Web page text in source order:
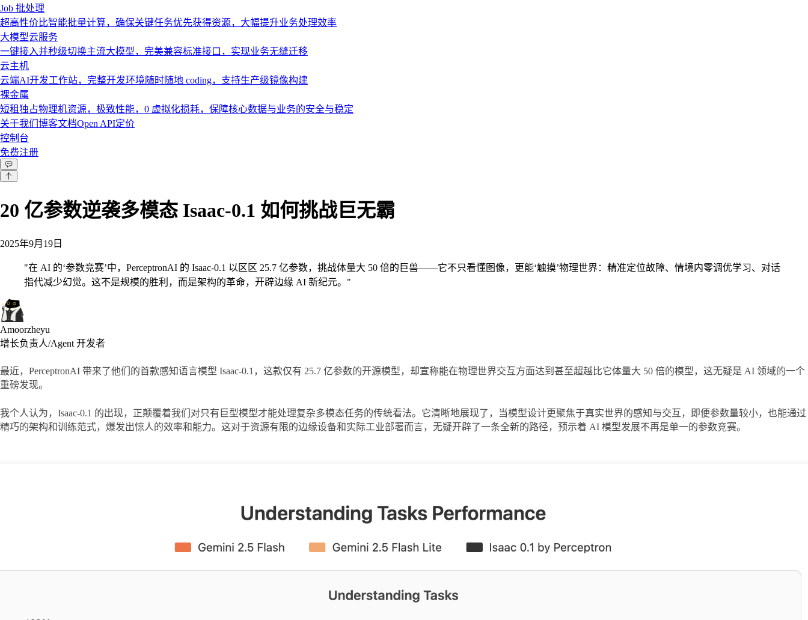
Job 批处理
超高性价比智能批量计算，确保关键任务优先获得资源，大幅提升业务处理效率
大模型云服务
一键接入并秒级切换主流大模型，完美兼容标准接口，实现业务无缝迁移
云主机
云端AI开发工作站，完整开发环境随时随地 coding，支持生产级镜像构建
裸金属
短租独占物理机资源，极致性能，0 虚拟化损耗，保障核心数据与业务的安全与稳定
关于我们 博客文档Open API定价
控制台
免费注册
20 亿参数逆袭多模态 Isaac-0.1 如何挑战巨无霸
2025年9月19日
"在 AI 的‘参数竞赛’中，PerceptronAI 的 Isaac-0.1 以区区 25.7 亿参数，挑战体量大 50 倍的巨兽——它不只看懂图像，更能‘触摸’物理世界：精准定位故障、情境内零调优学习、对话
指代减少幻觉。这不是规模的胜利，而是架构的革命，开辟边缘 AI 新纪元。 "
Amoorzheyu
增长负责人/Agent 开发者
最近，PerceptronAI 带来了他们的首款感知语言模型 Isaac-0.1，这款仅有 25.7 亿参数的开源模型，却宣称能在物理世界交互方面达到甚至超越比它体量大 50 倍的模型，这无疑是 AI 领域的一个
重磅发现。
我个人认为，Isaac-0.1 的出现，正颠覆着我们对只有巨型模型才能处理复杂多模态任务的传统看法。它清晰地展现了，当模型设计更聚焦于真实世界的感知与交互，即便参数量较小，也能通过
精巧的架构和训练范式，爆发出惊人的效率和能力。这对于资源有限的边缘设备和实际工业部署而言，无疑开辟了一条全新的路径，预示着 AI 模型发展不再是单一的参数竞赛。